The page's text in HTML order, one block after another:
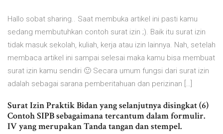
Hallo sobat sharing.. Saat membuka artikel ini pasti kamu
sedang membutuhkan contoh surat izin ;). Baik itu surat izin
tidak masuk sekolah, kuliah, kerja atau izin lainnya. Nah, setelah
membaca artikel ini sampai selesai maka kamu bisa membuat
surat izin kamu sendiri 🙂 Secara umum fungsi dari surat izin
adalah sebagai sarana pemberitahuan dan perizinan […]
Surat Izin Praktik Bidan yang selanjutnya disingkat (6)
Contoh SIPB sebagaimana tercantum dalam formulir.
IV yang merupakan Tanda tangan dan stempel.